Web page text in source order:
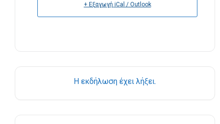
+ Εξαγωγή iCal / Outlook
Η εκδήλωση έχει λήξει.